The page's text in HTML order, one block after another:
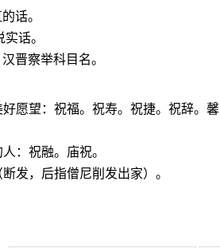
话。
话。
晋察举科目名。
愿望：祝福。祝寿。祝捷。祝辞。
：祝融。庙祝。
断发，后指僧尼削发出家）。